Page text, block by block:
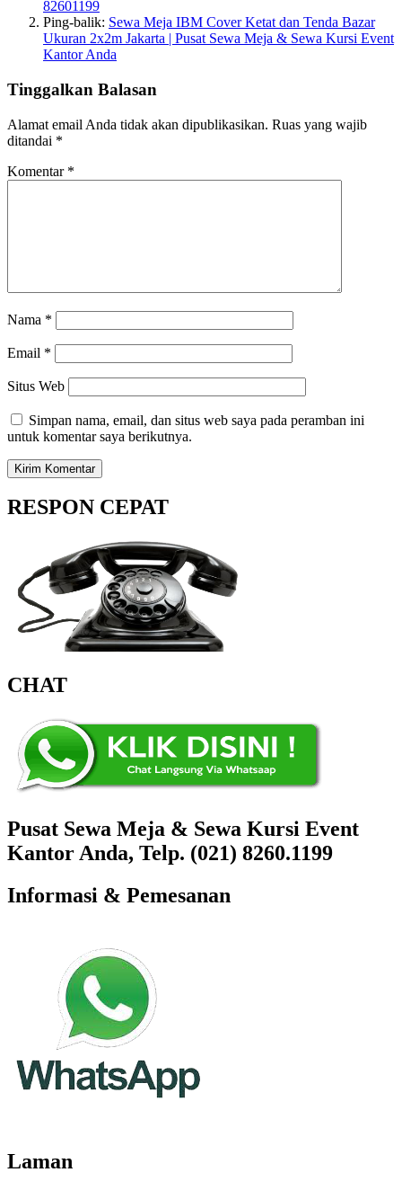
82601199
Ping-balik: Sewa Meja IBM Cover Ketat dan Tenda Bazar
Ukuran 2x2m Jakarta | Pusat Sewa Meja & Sewa Kursi Event
Kantor Anda
Tinggalkan Balasan
Alamat email Anda tidak akan dipublikasikan. Ruas yang wajib
ditandai *
Komentar *
Nama *
Email *
Situs Web
Simpan nama, email, dan situs web saya pada peramban ini
untuk komentar saya berikutnya.
RESPON CEPAT
CHAT
Pusat Sewa Meja & Sewa Kursi Event
Kantor Anda, Telp. (021) 8260.1199
Informasi & Pemesanan
Laman